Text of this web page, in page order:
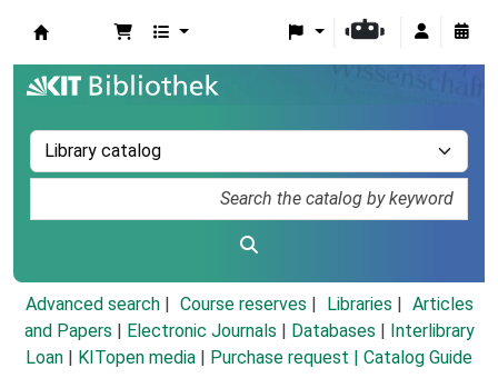
Advanced search Course reserves Libraries
Articles
and Papers
Electronic Journals Databases
Interlibrary
Loan
KITopen media Purchase request | Catalog Guide